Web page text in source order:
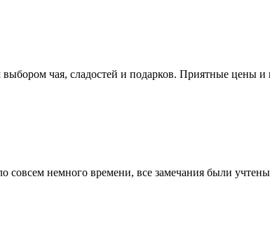
чая, сладостей и подарков. Приятные цены
совсем немного времени, все замечания были